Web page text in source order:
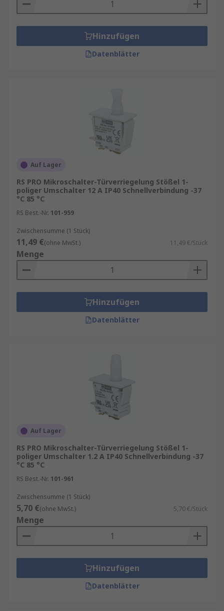
möchten.
Flexible Anpassungsmöglichkeiten:
Türverriegelungsschalter bieten eine Vielzahl
von Anpassungsmöglichkeiten. Sie können
Gesamtsicherheit Ihres Gebäudes weiter erhöht.
Benutzerfreundlichkeit im Fokus
Bedienung von Türverriegelungsschaltern ist
einfach und benutzerfreundlich. Die meisten
Modelle sind mit intuitiven Bedienelementen
ausgestattet, die es Benutzern ermöglichen, die
Tür mit Leichtigkeit zu verriegeln oder zu
entriegeln. Diese Benutzerfreundlichkeit trägt
genutzt wird.
Robuste Bauweise für Langlebigkeit:
Hochwertige Türverriegelungsschalter werden
aus robusten Materialien gefertigt, die eine
lange Lebensdauer gewährleisten. Dies ist
entscheidend, um die Effektivität der
Sicherheitsmaßnahmen aufrechterhalten zu
Moderne Türverriegelungsschalter lassen sich
nahtlos in Smart-Home-Systeme integrieren.
Dies ermöglicht Ihnen die bequeme Steuerung
Ihrer Türverriegelung über Ihr Smartphone oder
andere intelligente Geräte. Diese Integration
bietet nicht nur mehr Komfort, sondern auch
zusätzliche Überwachungsmöglichkeiten, selbst
Hinzufügen
Datenblätter
Auf Lager
RS PRO Mikroschalter-Türverriegelung Stößel 1-
poliger Umschalter 12 A IP40 Schnellverbindung -37
°C 85 °C
RS Best.-Nr. 101-959
Zwischensumme (1 Stück)
11,49 €(ohne MwSt.) 11,49 €/Stück
Menge
Hinzufügen
Datenblätter
Auf Lager
RS PRO Mikroschalter-Türverriegelung Stößel 1-
poliger Umschalter 1.2 A IP40 Schnellverbindung -37
°C 85 °C
RS Best.-Nr. 101-961
Zwischensumme (1 Stück)
5,70 €(ohne MwSt.) 5,70 €/Stück
Menge
Hinzufügen
Datenblätter